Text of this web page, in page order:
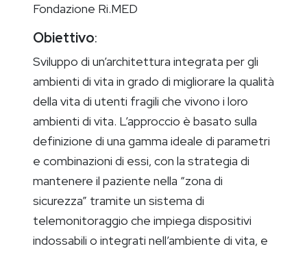
Fondazione Ri.MED
Obiettivo:
Sviluppo di un’architettura integrata per gli
ambienti di vita in grado di migliorare la qualità
della vita di utenti fragili che vivono i loro
ambienti di vita. L’approccio è basato sulla
definizione di una gamma ideale di parametri
e combinazioni di essi, con la strategia di
mantenere il paziente nella “zona di
sicurezza” tramite un sistema di
telemonitoraggio che impiega dispositivi
indossabili o integrati nell’ambiente di vita, e